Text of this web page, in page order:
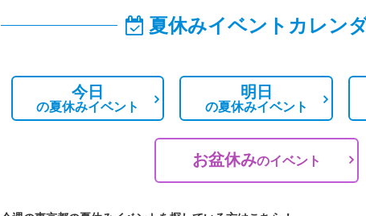
夏休みイベントカレン
今日
の夏休みイベント
明日
の夏休みイベント
お盆休みのイベント